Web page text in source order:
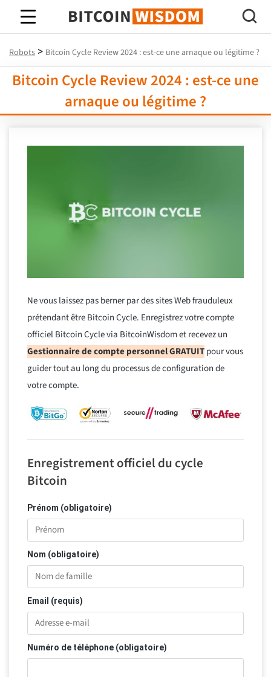
Bitcoin Sagesse
Robots > Bitcoin Cycle Review 2024 : est-ce une arnaque ou légitime ?
Bitcoin Cycle Review 2024 : est-ce une
arnaque ou légitime ?
Ne vous laissez pas berner par des sites Web frauduleux
prétendant être Bitcoin Cycle. Enregistrez votre compte
officiel Bitcoin Cycle via BitcoinWisdom et recevez un
Gestionnaire de compte personnel GRATUITpour vous
guider tout au long du processus de configuration de
votre compte.
Enregistrement officiel du cycle
Bitcoin
Prénom (obligatoire)
Nom (obligatoire)
Email (requis)
Numéro de téléphone (obligatoire)